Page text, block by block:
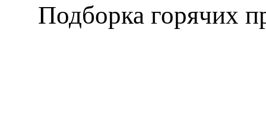
Подборка горячих